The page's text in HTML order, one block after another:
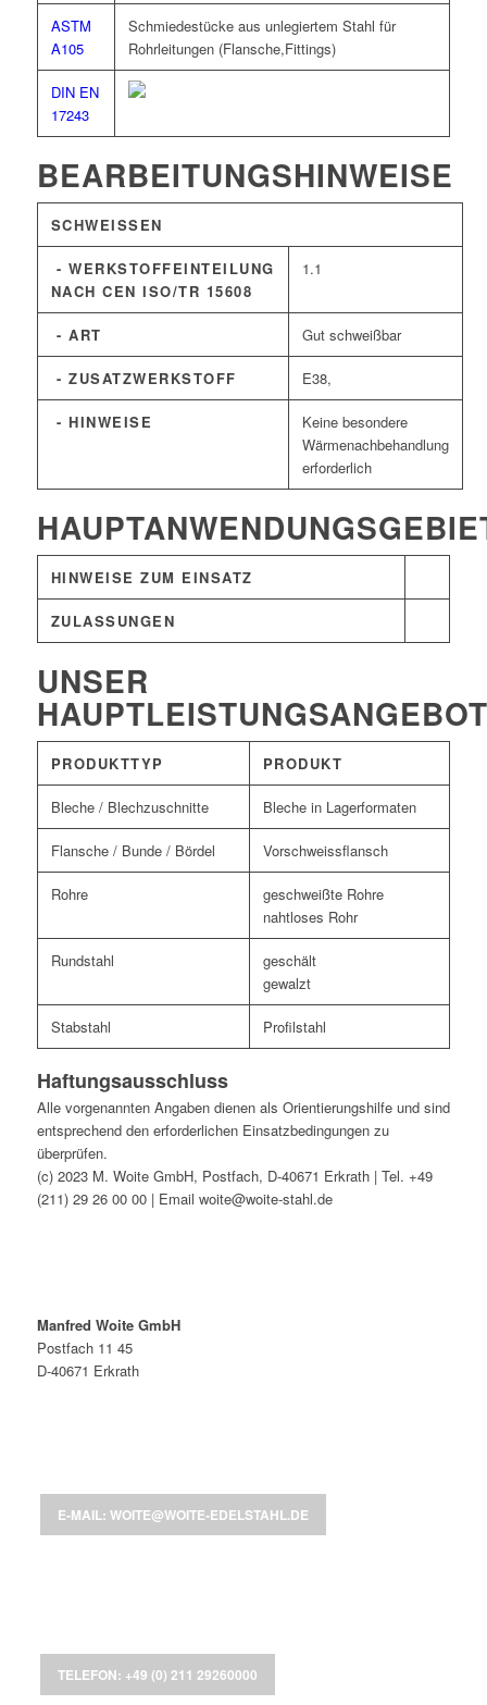
ASTM
A105
Schmiedestücke aus unlegiertem Stahl für
Rohrleitungen (Flansche,Fittings)
DIN EN
17243
BEARBEITUNGSHINWEISE
SCHWEISSEN
- WERKSTOFFEINTEILUNG
NACH CEN ISO/TR 15608
1.1
- ART Gut schweißbar
- ZUSATZWERKSTOFF E38,
- HINWEISE
Keine besondere
Wärmenachbehandlung
erforderlich
HINWEISE ZUM EINSATZ
ZULASSUNGEN
UNSER
HAUPTLEISTUNGSANGEBOT
PRODUKTTYP PRODUKT
Bleche / Blechzuschnitte Bleche in Lagerformaten
Flansche / Bunde / Bördel Vorschweissflansch
Rohre
geschweißte Rohre
nahtloses Rohr
Rundstahl
geschält
gewalzt
Stabstahl Profilstahl
Haftungsausschluss
Alle vorgenannten Angaben dienen als Orientierungshilfe und sind
entsprechend den erforderlichen Einsatzbedingungen zu
überprüfen.
(c) 2023 M. Woite GmbH, Postfach, D-40671 Erkrath | Tel. +49
(211) 29 26 00 00 | Email woite@woite-stahl.de
Manfred Woite GmbH
Postfach 11 45
D-40671 Erkrath
E-MAIL: WOITE@WOITE-EDELSTAHL.DE
TELEFON: +49 (0) 211 29260000